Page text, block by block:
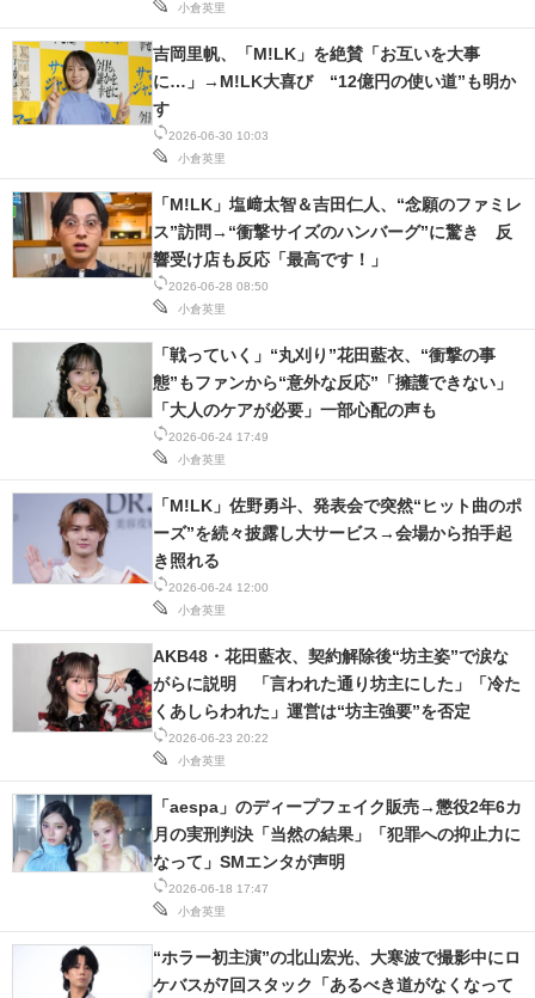
小倉英里
2026-06-30 10:03
小倉英里
吉岡里帆、「M!LK」を絶賛「お互いを大事
に…」→M!LK大喜び “12億円の使い道”も明か
す
2026-06-28 08:50
小倉英里
「M!LK」塩﨑太智＆吉田仁人、“念願のファミレ
ス”訪問→“衝撃サイズのハンバーグ”に驚き 反
響受け店も反応「最高です！」
2026-06-24 17:49
小倉英里
「戦っていく」“丸刈り”花田藍衣、“衝撃の事
態”もファンから“意外な反応”「擁護できない」
「大人のケアが必要」一部心配の声も
2026-06-24 12:00
小倉英里
「M!LK」佐野勇斗、発表会で突然“ヒット曲のポ
ーズ”を続々披露し大サービス→会場から拍手起
き照れる
2026-06-23 20:22
小倉英里
AKB48・花田藍衣、契約解除後“坊主姿”で涙な
がらに説明 「言われた通り坊主にした」「冷た
くあしらわれた」運営は“坊主強要”を否定
2026-06-18 17:47
小倉英里
「aespa」のディープフェイク販売→懲役2年6カ
月の実刑判決「当然の結果」「犯罪への抑止力に
なって」SMエンタが声明
“ホラー初主演”の北山宏光、大寒波で撮影中にロ
ケバスが7回スタック「あるべき道がなくなって